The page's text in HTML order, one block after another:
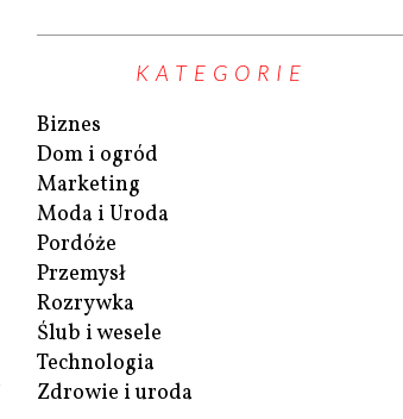
KATEGORIE
Biznes
Dom i ogród
Marketing
Moda i Uroda
Pordóże
Przemysł
Rozrywka
Ślub i wesele
Technologia
Zdrowie i uroda